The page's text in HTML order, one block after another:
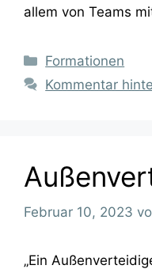
allem von Teams
Kategorien
Formationen
Kommentar
Februar 10, 2023
„Ein